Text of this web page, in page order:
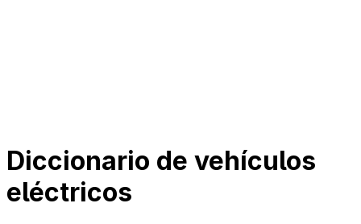
Diccionario de vehículos
eléctricos